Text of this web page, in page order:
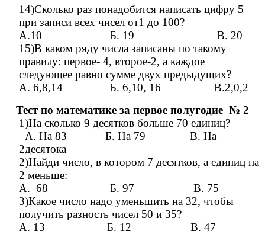
14)Сколько раз понадобится написать цифру 5
при записи всех чисел от1 до 100?
А.10 Б. 19 В. 20
15)В каком ряду числа записаны по такому
правилу: первое- 4, второе-2, а каждое
следующее равно сумме двух предыдущих?
А. 6,8,14 Б. 6,10, 16 В.2,0,2
Тест по математике за первое полугодие № 2
1)На сколько 9 десятков больше 70 единиц?
А. На 83 Б. На 79 В. На
2десятока
2)Найди число, в котором 7 десятков, а единиц на
2 меньше:
А. 68 Б. 97 В. 75
3)Какое число надо уменьшить на 32, чтобы
получить разность чисел 50 и 35?
А. 13 Б. 12 В. 47